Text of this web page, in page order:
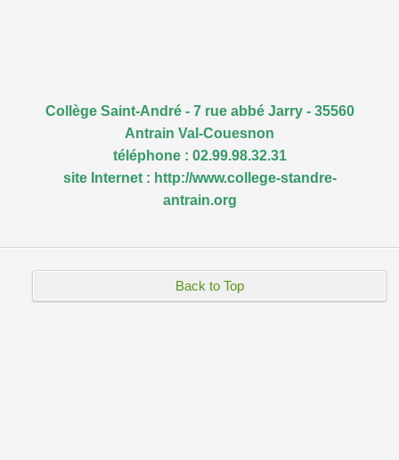
Collège Saint-André - 7 rue abbé Jarry - 35560
Antrain Val-Couesnon
téléphone : 02.99.98.32.31
site Internet : http://www.college-standre-
antrain.org
Back to Top